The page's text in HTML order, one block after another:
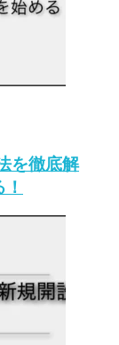
を徹底解